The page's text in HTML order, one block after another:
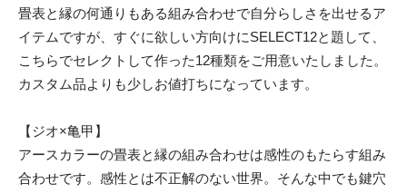
畳表と縁の何通りもある組み合わせで自分らしさを出せるア
イテムですが、すぐに欲しい方向けにSELECT12と題して、
こちらでセレクトして作った12種類をご用意いたしました。
カスタム品よりも少しお値打ちになっています。
【ジオ×亀甲】
アースカラーの畳表と縁の組み合わせは感性のもたらす組み
合わせです。感性とは不正解のない世界。そんな中でも鍵穴